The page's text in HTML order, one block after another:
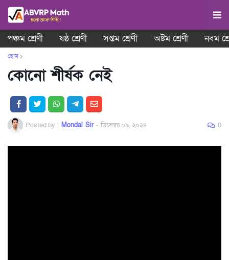
পঞ্চম শ্রেণী ষষ্ঠ শ্রেণী সপ্তম শ্রেণী অষ্টম শ্রেণী নবম
হোম
কোনো শীর্ষক নেই
Posted by : Mondal Sir - ডিসেম্বর ০৯, ২০২৪ 0